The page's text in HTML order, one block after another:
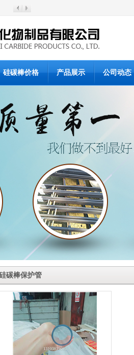
硅碳棒价格 产品展示 公司动态
碳棒保护管